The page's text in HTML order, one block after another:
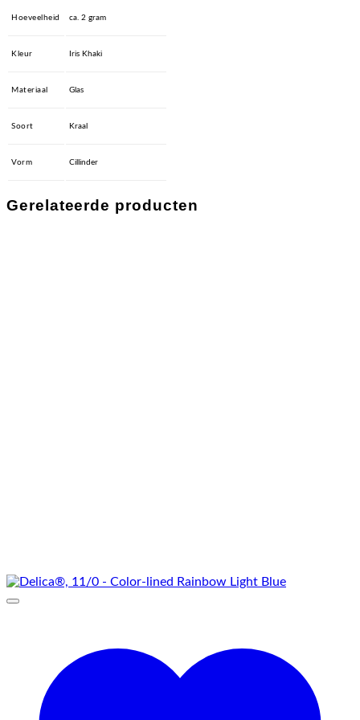
Hoeveelheid ca. 2 gram
Kleur Iris Khaki
Materiaal Glas
Soort Kraal
Vorm Cillinder
Gerelateerde producten